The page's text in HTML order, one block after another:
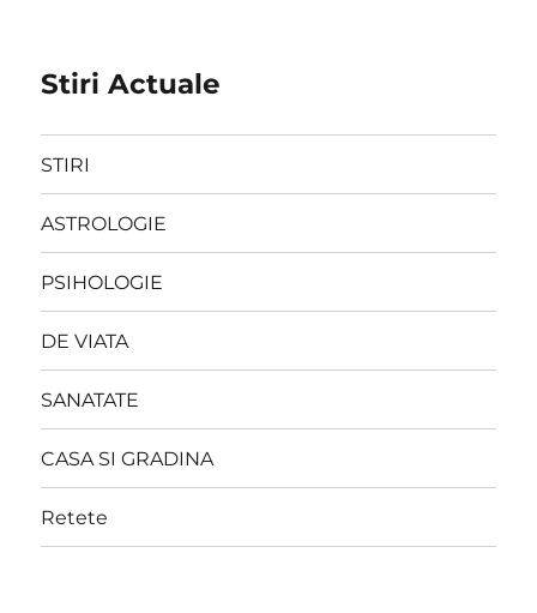
Stiri Actuale
STIRI
ASTROLOGIE
PSIHOLOGIE
DE VIATA
SANATATE
CASA SI GRADINA
Retete